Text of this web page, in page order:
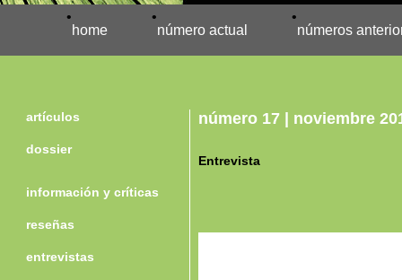
•
home
•
número actual
•
números
artículos
dossier
información y críticas
reseñas
entrevistas
número 17 | noviembre
Entrevista